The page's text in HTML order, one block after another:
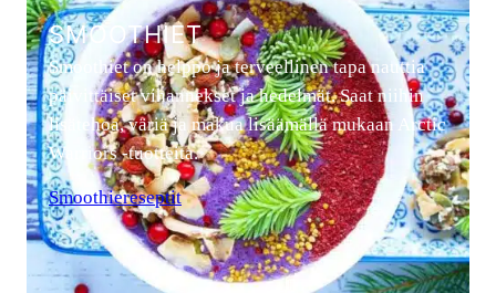
SMOOTHIET
Smoothiet on helppo ja terveellinen tapa nauttia
päivittäiset vihannekset ja hedelmät. Saat niihin
lisätehoa, väriä ja makua lisäämällä mukaan Arctic
Warriors -tuotteita.
Smoothiereseptit